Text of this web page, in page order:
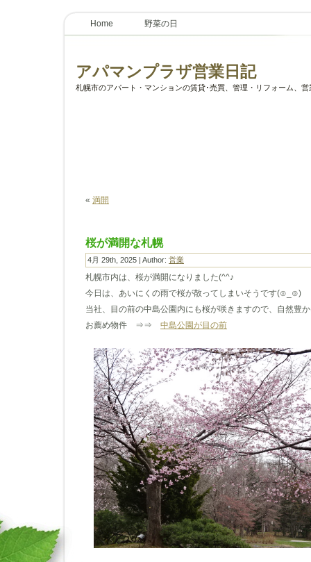
Home 野菜の日
アパマンプラザ営業日記
札幌市のアパート・マンションの賃貸･売買、管理・リフォーム、営
« 満開
桜が満開な札幌
4月 29th, 2025 | Author: 営業
札幌市内は、桜が満開になりました(^^♪
今日は、あいにくの雨で桜が散ってしまいそうです(⊙_⊙)
当社、目の前の中島公園内にも桜が咲きますので、自然豊
お薦め物件 ⇒⇒ 中島公園が目の前